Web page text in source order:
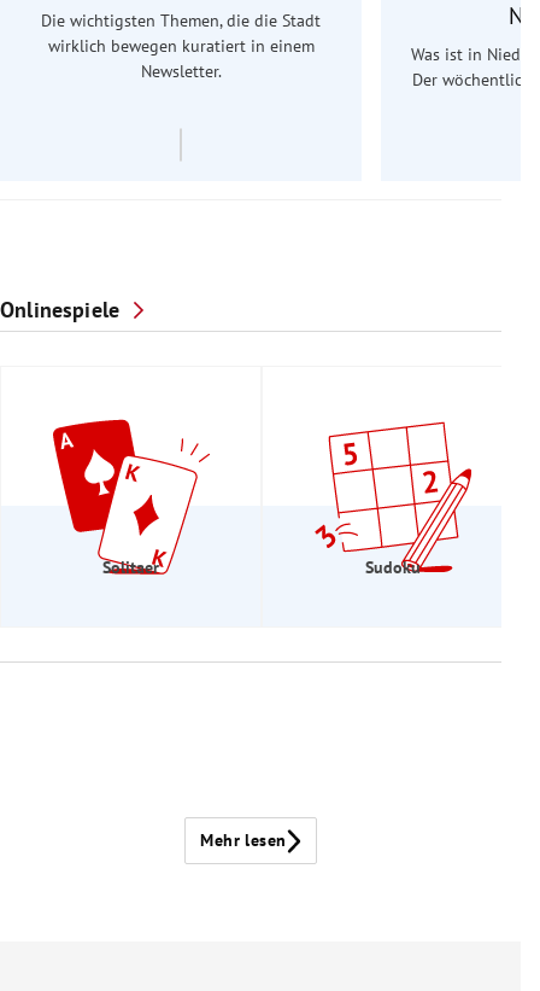
Die wichtigsten Themen, die die Stadt
wirklich bewegen kuratiert in einem
Newsletter.
Was ist in
Der
Onlinespiele
Solitaer Sudoku
Mehr lesen